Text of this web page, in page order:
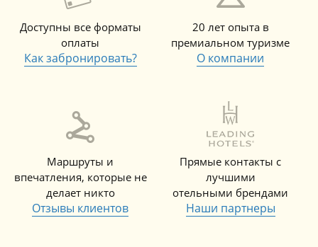
Доступны все форматы
оплаты
Как забронировать?
20 лет опыта в
премиальном туризме
О компании
Маршруты и
впечатления, которые не
делает никто
Отзывы клиентов
Прямые контакты с
лучшими
отельными брендами
Наши партнеры